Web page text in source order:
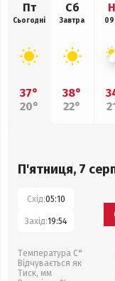
Пт
Сьогодні
37°
20°
Сб
Завтра
38°
22°
П'ятниця, 7
Схід:05:10
Захід:19:54
Температура С°
Відчувається як
Тиск, мм